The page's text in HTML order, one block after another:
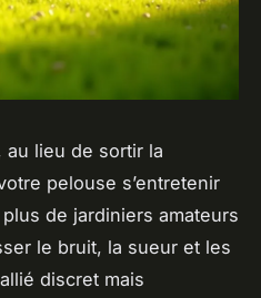
au lieu de sortir la
pelouse s’entretenir
de jardiniers amateurs
le bruit, la sueur et les
discret mais